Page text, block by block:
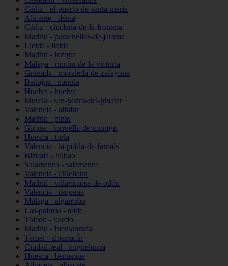
Cádiz - el-puerto-de-santa-maría
Alicante - dénia
Cádiz - chiclana-de-la-frontera
Madrid - paracuellos-de-jarama
Lleida - lleida
Madrid - lozoya
Málaga - rincón-de-la-victoria
Granada - moraleda-de-zafayona
Badajoz - mérida
Huelva - huelva
Murcia - san-pedro-del-pinatar
Valencia - alfafar
Madrid - pinto
Girona - torroella-de-montgrí
Huesca - torla
Valencia - la-pobla-de-farnals
Bizkaia - bilbao
Salamanca - salamanca
Valencia - l39eliana
Madrid - villaviciosa-de-odón
Valencia - requena
Málaga - algarrobo
Las-palmas - telde
Toledo - toledo
Madrid - fuenlabrada
Teruel - albarracín
Ciudad-real - miguelturra
Huesca - benasque